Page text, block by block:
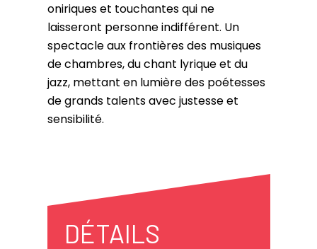
oniriques et touchantes qui ne
laisseront personne indifférent. Un
spectacle aux frontières des musiques
de chambres, du chant lyrique et du
jazz, mettant en lumière des poétesses
de grands talents avec justesse et
sensibilité.
DÉTAILS